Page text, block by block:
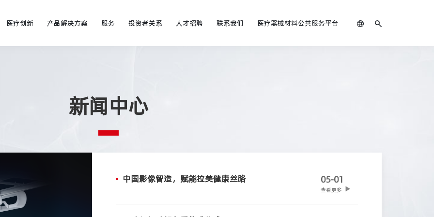
医疗创新 产品解决方案 服务 投资者关系 人才招聘 联系我们 医疗器械材料公共服务平台
新闻中心
中国影像智造，赋能拉美健康丝路 05-01
查看更多